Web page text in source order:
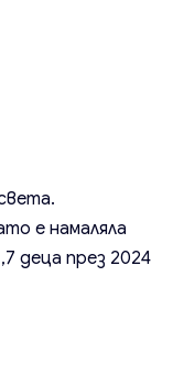
е намаляла
деца през 2024